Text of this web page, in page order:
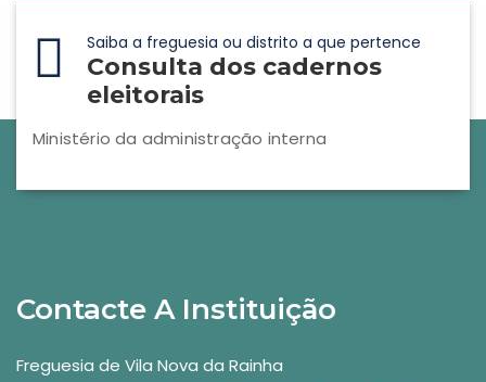
Saiba a freguesia ou distrito a que pertence
Consulta dos cadernos
eleitorais
Ministério da administração interna
Contacte A Instituição
Freguesia de Vila Nova da Rainha